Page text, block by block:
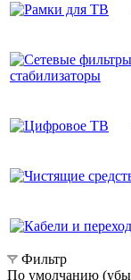
Фильтр
По умолчанию